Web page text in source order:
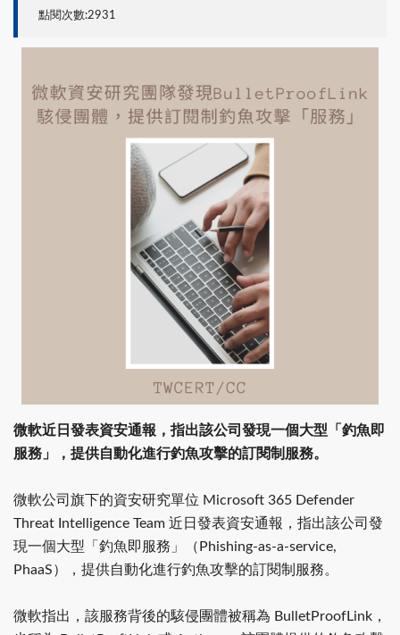
點閱次數:2931
微軟近日發表資安通報，指出該公司發現一個大型「釣魚即
服務」，提供自動化進行釣魚攻擊的訂閱制服務。
微軟公司旗下的資安研究單位 Microsoft 365 Defender
Threat Intelligence Team 近日發表資安通報，指出該公司發
現一個大型「釣魚即服務」（Phishing-as-a-service,
PhaaS），提供自動化進行釣魚攻擊的訂閱制服務。
微軟指出，該服務背後的駭侵團體被稱為 BulletProofLink，